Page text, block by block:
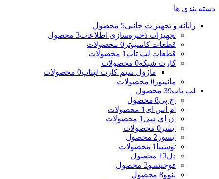
دسته بندی ها
رایانه و تجهیزات جانبی5 محصول
تجهیزات ذخیره‌سازی اطلاعات3 محصول
قطعات کامپیوتر 0 محصولات
قطعات لپ تاپ 1 محصولات
کارت شبکه0 محصولات
ماژول سیم کارت لپتاپ0 محصولات
مانیتور 0 محصولات
لپ تاپ39 محصول
اچ پی8 محصول
ام اس ای 1 محصولات
ان ای سی 1 محصولات
ایسر 0 محصولات
ایسوز 2 محصول
توشیبا 1 محصولات
دل13 محصول
فوجیتسو2 محصول
لنوو8 محصول